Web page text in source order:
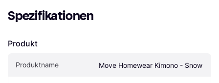
Spezifikationen
Produkt
Produktname Move Homewear Kimono - Snow